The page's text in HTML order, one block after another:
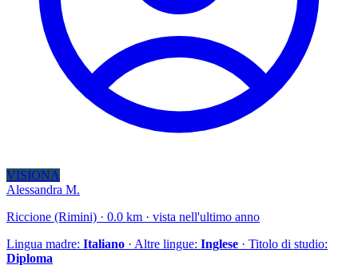
VISIONA
Alessandra M.
Riccione (Rimini) · 0.0 km · vista nell'ultimo anno
Lingua madre: Italiano · Altre lingue: Inglese · Titolo di studio:
Diploma